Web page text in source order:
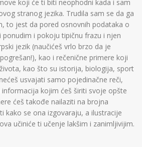
koji će ti biti neophodni kada i sam
stranog jezika. Trudila sam se da ga
to jest da pored osnovnih podataka o
ponudim i pokoju tipičnu frazu i njen
jezik (naučićeš vrlo brzo da je
kao i rečenične primere koji
kao što su istorija, biologija, sport
usvajati samo pojedinačne reči,
kojim ćeš širiti svoje opšte
ćeš takođe nailaziti na brojna
kako se ona izgovaraju, a ilustracije
učiniće ti učenje lakšim i zanimljivijim.